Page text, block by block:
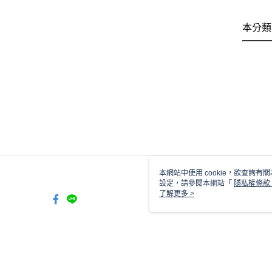
本分
本網站中使用 cookie，欲查詢有
設定，請參閱本網站「 隱私權條款
使用 cookie。
了解更多 >